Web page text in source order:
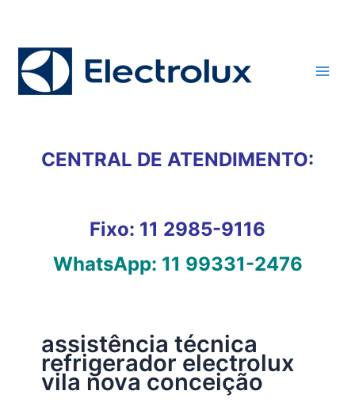
conteúdo
CENTRAL DE ATENDIMENTO:
Fixo: 11 2985-9116
WhatsApp: 11 99331-2476
assistência técnica
refrigerador electrolux
vila nova conceição